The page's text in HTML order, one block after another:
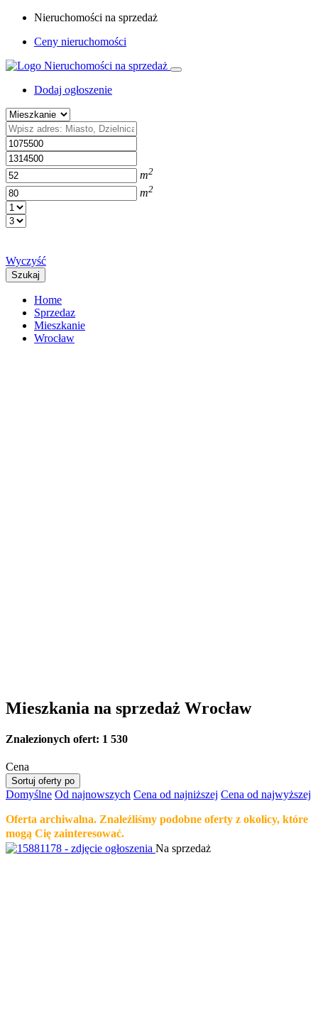
Nieruchomości na sprzedaż
Ceny nieruchomości
Dodaj ogłoszenie
m2
m2
Wyczyść
Szukaj
Home
Sprzedaz
Mieszkanie
Wrocław
Mieszkania na sprzedaż Wrocław
Znalezionych ofert: 1 530
Cena
Sortuj oferty po
Domyślne Od najnowszych Cena od najniższej Cena od najwyższej
Oferta archiwalna. Znaleźliśmy podobne oferty z okolicy, które
mogą Cię zainteresować.
Na sprzedaż